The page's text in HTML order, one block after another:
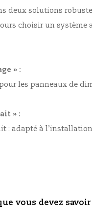
deux solutions
choisir un
» :
les panneaux de
» :
: adapté à
vous devez